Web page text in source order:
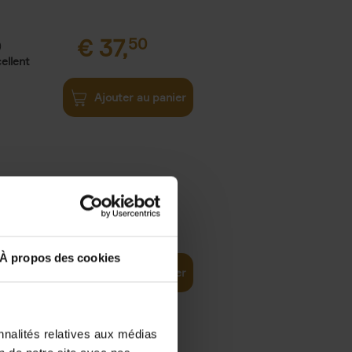
À propos des cookies
relatives aux médias
€ 37,50
Ajouter au panier
world 29,99
Ajouter au panier